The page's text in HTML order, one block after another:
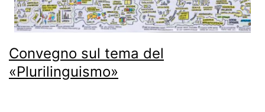
Convegno sul tema del
«Plurilinguismo»